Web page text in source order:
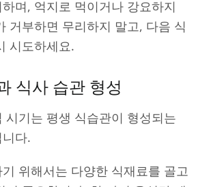
며, 억지로 먹이거나 강요하지
거부하면 무리하지 말고, 다음 식
시도하세요.
식사 습관 형성
시기는 평생 식습관이 형성되는
다.
위해서는 다양한 식재료를 골고